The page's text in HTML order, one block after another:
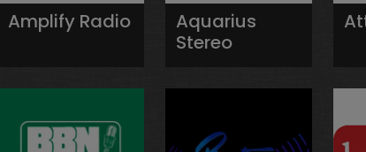
Amplify Radio
Aquarius
Stereo